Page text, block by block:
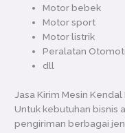
Motor bebek
Motor sport
Motor listrik
Peralatan
dll
Jasa Kirim Mesin Kendal
Untuk kebutuhan bisnis
pengiriman berbagai